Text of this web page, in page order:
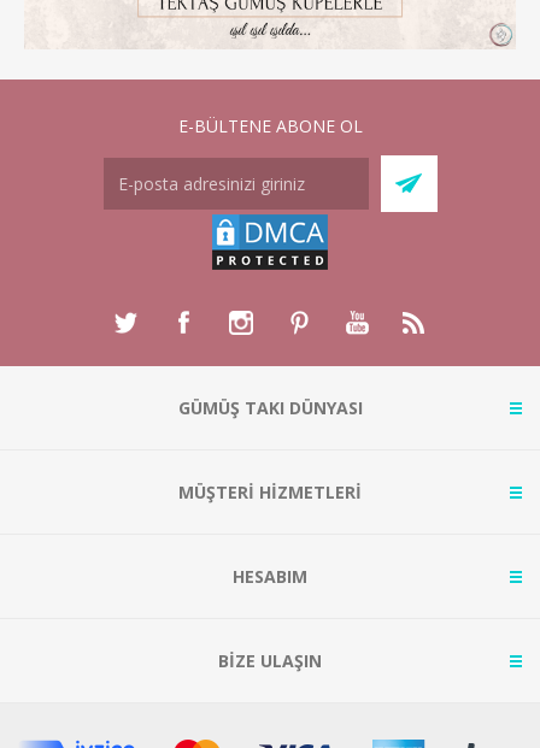
E-BÜLTENE ABONE OL
GÜMÜŞ TAKI DÜNYASI
MÜŞTERİ HİZMETLERİ
HESABIM
BİZE ULAŞIN